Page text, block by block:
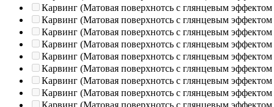
Карвинг (Матовая поверхнотсь с глянцевым эффектом
Карвинг (Матовая поверхнотсь с глянцевым эффектом
Карвинг (Матовая поверхнотсь с глянцевым эффектом
Карвинг (Матовая поверхнотсь с глянцевым эффектом
Карвинг (Матовая поверхнотсь с глянцевым эффектом
Карвинг (Матовая поверхнотсь с глянцевым эффектом
Карвинг (Матовая поверхнотсь с глянцевым эффектом
Карвинг (Матовая поверхнотсь с глянцевым эффектом